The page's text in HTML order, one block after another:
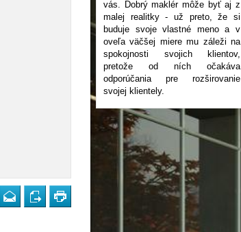
vás. Dobrý maklér môže byť aj z
malej realitky - už preto, že si
buduje svoje vlastné meno a v
oveľa väčšej miere mu záleži na
spokojnosti svojich klientov,
pretože od ních očakáva
odporúčania pre rozširovanie
svojej klientely.